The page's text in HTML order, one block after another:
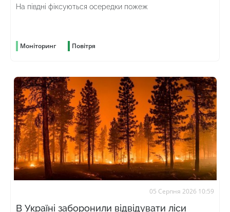
На півдні фіксуються осередки пожеж
Моніторинг Повітря
05 Серпня 2026 10:59
В Україні заборонили відвідувати ліси